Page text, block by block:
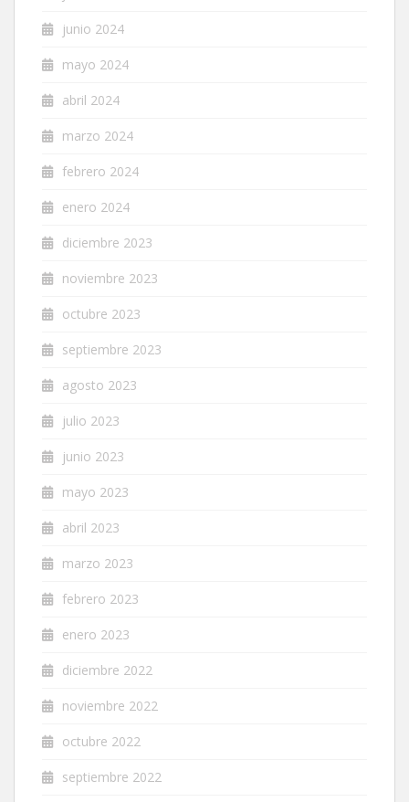
junio 2024
mayo 2024
abril 2024
marzo 2024
febrero 2024
enero 2024
diciembre 2023
noviembre 2023
octubre 2023
septiembre 2023
agosto 2023
julio 2023
junio 2023
mayo 2023
abril 2023
marzo 2023
febrero 2023
enero 2023
diciembre 2022
noviembre 2022
octubre 2022
septiembre 2022